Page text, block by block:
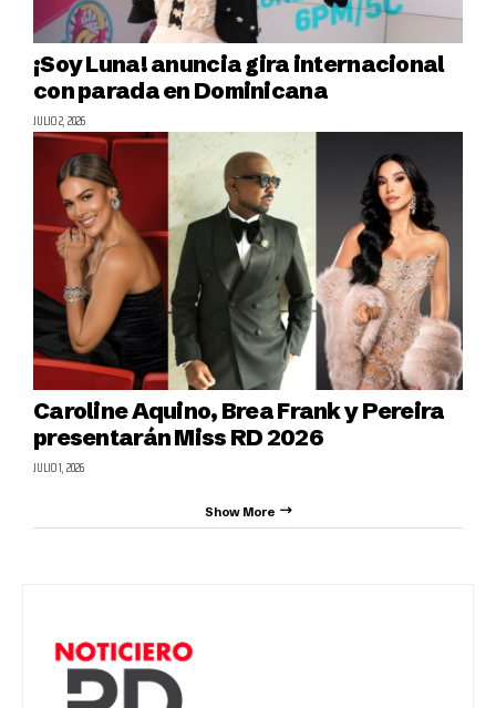
¡Soy Luna! anuncia gira internacional
con parada en Dominicana
JULIO 2, 2026
Caroline Aquino, Brea Frank y Pereira
presentarán Miss RD 2026
JULIO 1, 2026
Show More